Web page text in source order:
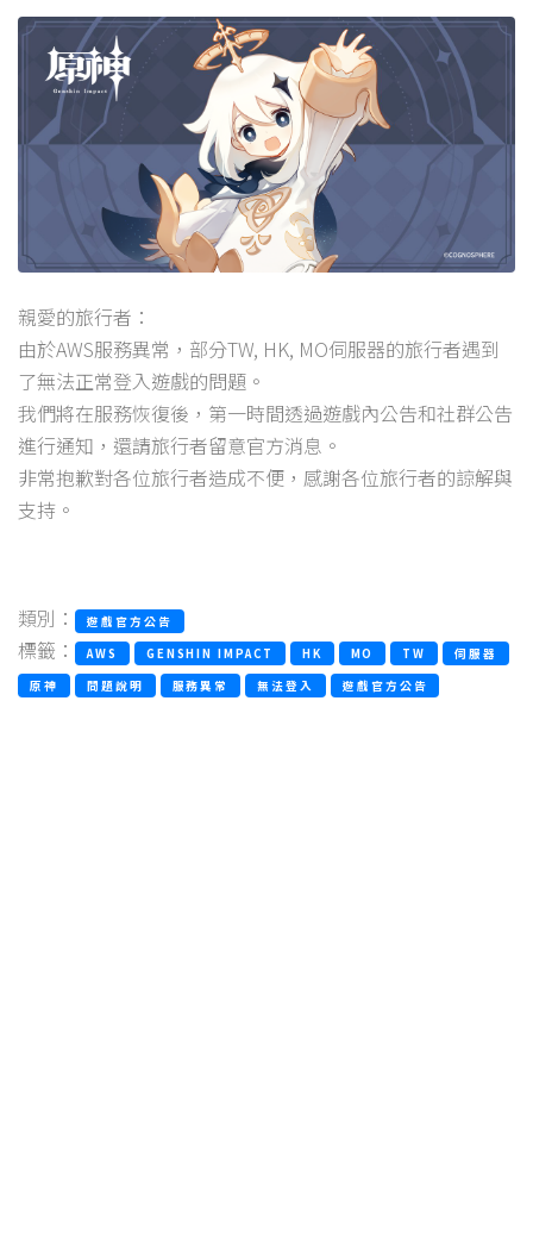
親愛的旅行者：
由於AWS服務異常，部分TW, HK, MO伺服器的旅行者遇到
了無法正常登入遊戲的問題。
我們將在服務恢復後，第一時間透過遊戲內公告和社群公告
進行通知，還請旅行者留意官方消息。
非常抱歉對各位旅行者造成不便，感謝各位旅行者的諒解與
支持。
類別： 遊戲官方公告
標籤： AWS GENSHIN IMPACT HK MO TW
伺服器
原神
問題說明 服務異常 無法登入 遊戲官方公告